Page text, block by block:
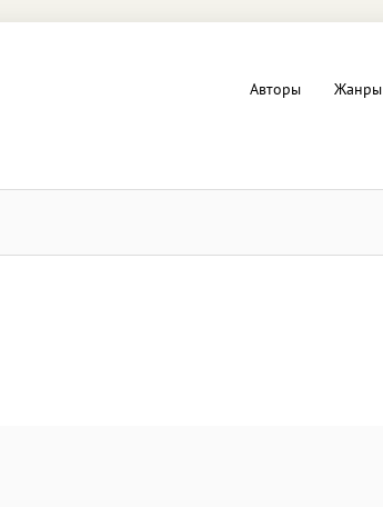
Авторы Жанры